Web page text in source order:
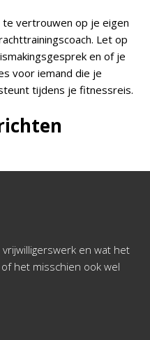
te vertrouwen op je eigen
Let op
en of je
voor iemand die je
tijdens je fitnessreis.
en wat het
het misschien ook wel